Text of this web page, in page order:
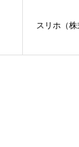
スリホ（